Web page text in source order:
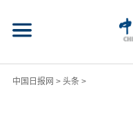
中国日报网 > 头条>